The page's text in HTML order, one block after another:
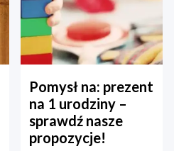
Pomysł na: prezent
na 1 urodziny –
sprawdź nasze
propozycje!